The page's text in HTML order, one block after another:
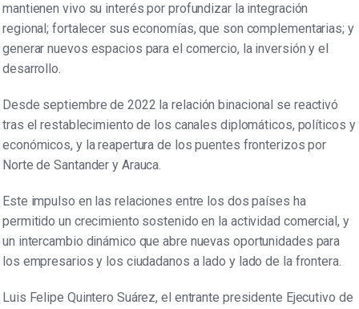
mantienen vivo su interés por profundizar la integración
regional; fortalecer sus economías, que son complementarias; y
generar nuevos espacios para el comercio, la inversión y el
desarrollo.
Desde septiembre de 2022 la relación binacional se reactivó
tras el restablecimiento de los canales diplomáticos, políticos y
económicos, y la reapertura de los puentes fronterizos por
Norte de Santander y Arauca.
Este impulso en las relaciones entre los dos países ha
permitido un crecimiento sostenido en la actividad comercial, y
un intercambio dinámico que abre nuevas oportunidades para
los empresarios y los ciudadanos a lado y lado de la frontera.
Luis Felipe Quintero Suárez, el entrante presidente Ejecutivo de